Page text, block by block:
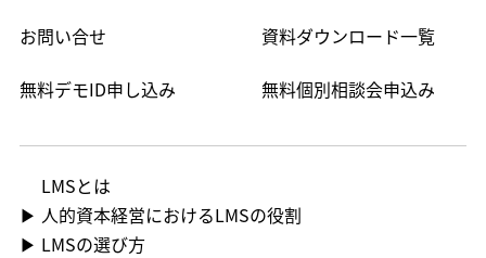
無料個別相談会申込み
無料デモID申し込み
資料ダウンロード一覧
お問い合せ
LMS​とは
▶ 人的資本経営におけるLMSの役割
▶ LMSの選び方